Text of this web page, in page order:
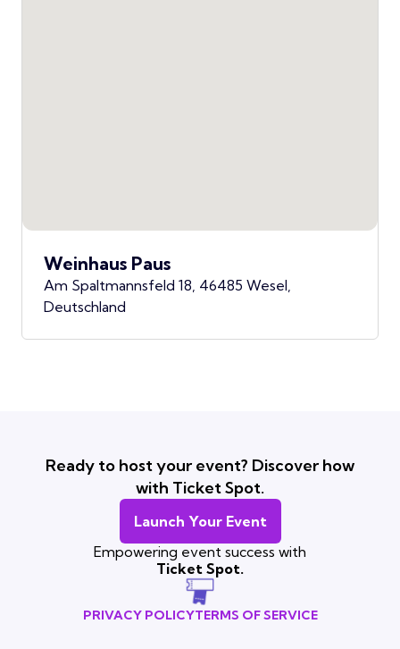
Weinhaus Paus
Am Spaltmannsfeld 18, 46485 Wesel,
Deutschland
Ready to host your event? Discover how
with Ticket Spot.
Launch Your Event
Empowering event success with
Ticket Spot.
PRIVACY POLICYTERMS OF SERVICE